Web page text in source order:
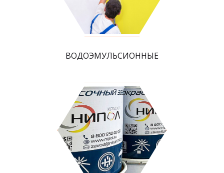
ВОДОЭМУЛЬСИОННЫЕ